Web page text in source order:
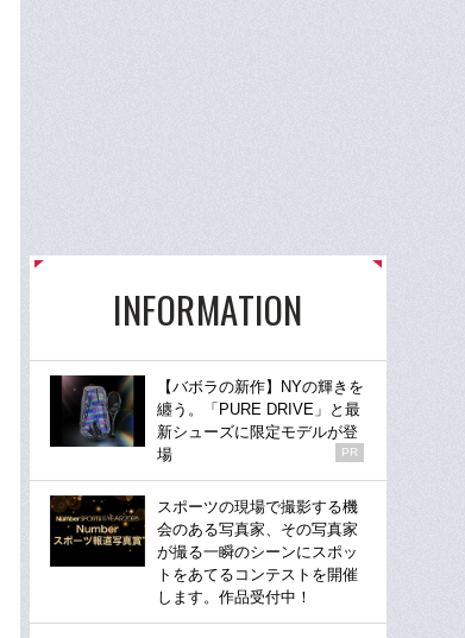
INFORMATION
【バボラの新作】NYの輝きを
纏う。「PURE DRIVE」と最
新シューズに限定モデルが登
場
PR
スポーツの現場で撮影する機
会のある写真家、その写真家
が撮る一瞬のシーンにスポッ
トをあてるコンテストを開催
します。作品受付中！